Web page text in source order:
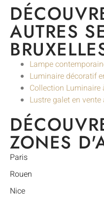
AUTRES
Lampe
Luminaire décoratif
Collection Luminaire
Lustre galet en
ZONES
Paris
Rouen
Nice